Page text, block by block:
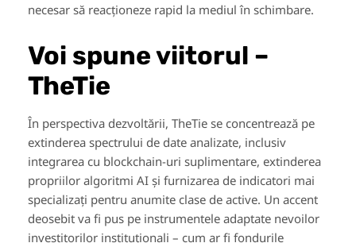
necesar să reacționeze rapid la mediul în schimbare.
Voi spune viitorul –
TheTie
În perspectiva dezvoltării, TheTie se concentrează pe
extinderea spectrului de date analizate, inclusiv
integrarea cu blockchain-uri suplimentare, extinderea
propriilor algoritmi AI și furnizarea de indicatori mai
specializați pentru anumite clase de active. Un accent
deosebit va fi pus pe instrumentele adaptate nevoilor
investitorilor instituționali – cum ar fi fondurile